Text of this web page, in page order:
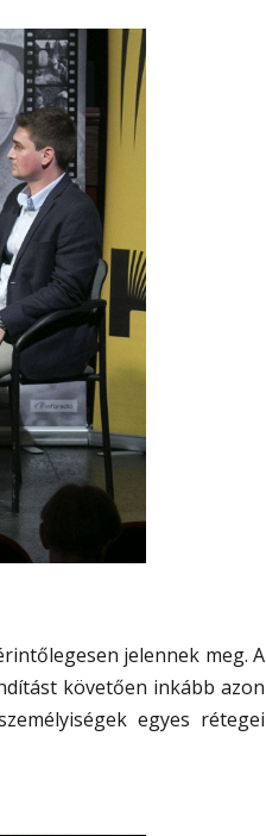
jelennek meg. A
követően inkább azon
egyes rétegei